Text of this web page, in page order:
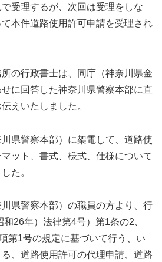
受理するが、次回は受理をしな
本件道路使用許可申請を受理され
の行政書士は、同庁（神奈川県金
に回答した神奈川県警察本部に直
えいたしました。
県警察本部）に架電して、道路使
ット、書式、様式、仕様について
た。
県警察本部）の職員の方より、行
26年）法律第4号）第1条の2、
第1号の規定に基づいて行う、い
、道路使用許可の代理申請、道路